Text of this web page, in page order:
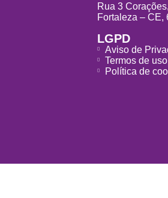
Rua 3
Fortaleza – CE,
LGPD
Aviso de
Termos de uso
Política de